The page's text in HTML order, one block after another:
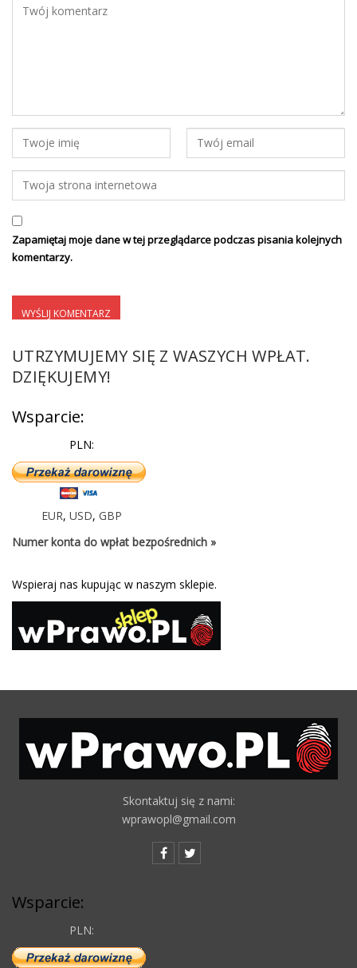
Zapamiętaj moje dane w tej przeglądarce podczas pisania kolejnych
komentarzy.
UTRZYMUJEMY SIĘ Z WASZYCH WPŁAT.
DZIĘKUJEMY!
Wsparcie:
PLN:
EUR, USD, GBP
Numer konta do wpłat bezpośrednich »
Wspieraj nas kupując w naszym sklepie.
Skontaktuj się z nami:
wprawopl@gmail.com
Wsparcie:
PLN: